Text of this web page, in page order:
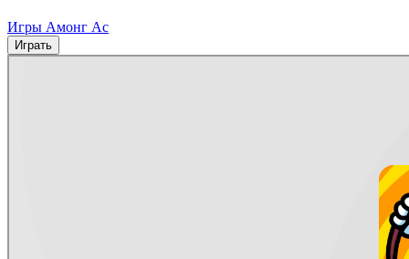
Игры Амонг Ас
Играть